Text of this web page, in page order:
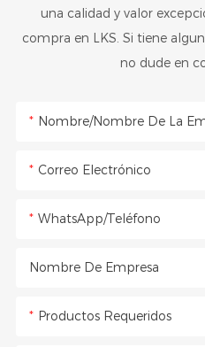
una calidad y valor
compra en LKS. Si tiene
no dude en
Nombre/Nombre De La
Correo Electrónico
WhatsApp/Teléfono
Nombre De Empresa
Productos Requeridos